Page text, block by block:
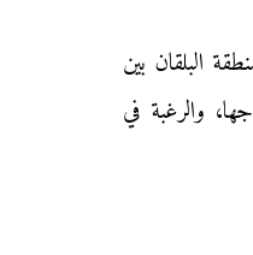
البلقان بين
والرغبة في